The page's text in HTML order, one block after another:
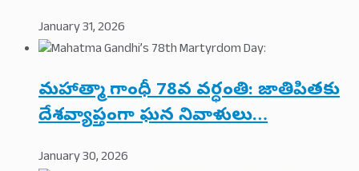
January 31, 2026
మహాత్మా గాంధీ 78వ వర్ధంతి: జాతిపితకు
దేశవ్యాప్తంగా ఘన నివాళులు…
January 30, 2026